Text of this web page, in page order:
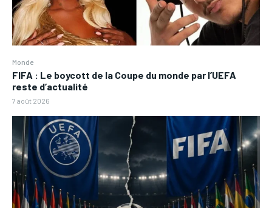
Monde
FIFA : Le boycott de la Coupe du monde par l’UEFA
reste d’actualité
7 août 2026